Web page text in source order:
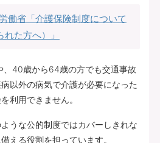
働省「介護保険制度について
れた方へ）」
40歳から64歳の方でも交通事故
以外の病気で介護が必要になった
利用できません。
うな公的制度ではカバーしきれな
える役割を担っています。